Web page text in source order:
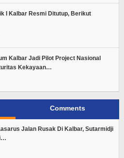
I Kalbar Resmi Ditutup, Berikut
Kalbar Jadi Pilot Project Nasional
Kekayaan…
Comments
Jalan Rusak Di Kalbar, Sutarmidji